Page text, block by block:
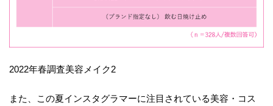
2022年春調査美容メイク2
また、この夏インスタグラマーに注目されている美容・コス